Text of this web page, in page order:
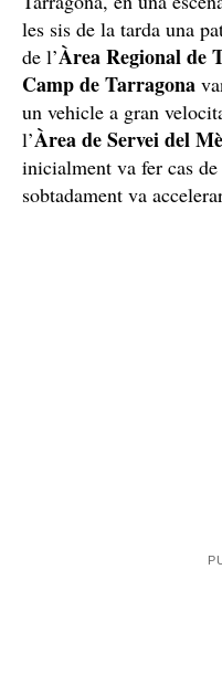
les sis de la tarda una
de l’Àrea Regional de
Camp de Tarragona
un vehicle a gran
l’Àrea de Servei del
inicialment va fer cas
sobtadament va